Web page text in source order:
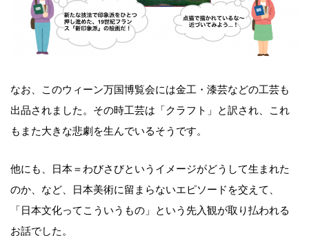
なお、このウィーン万国博覧会には金工・漆芸などの工芸も
出品されました。その時工芸は「クラフト」と訳され、これ
もまた大きな悲劇を生んでいるそうです。
他にも、日本＝わびさびというイメージがどうして生まれた
のか、など、日本美術に留まらないエピソードを交えて、
「日本文化ってこういうもの」という先入観が取り払われる
お話でした。